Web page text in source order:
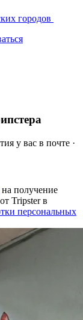
городов
у вас в почте ·
на получение
Tripster в
персональных